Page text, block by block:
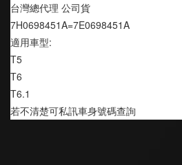
台灣總代理 公司貨
7H0698451A=7E0698451A
適用車型:
T5
T6
T6.1
若不清楚可私訊車身號碼查詢